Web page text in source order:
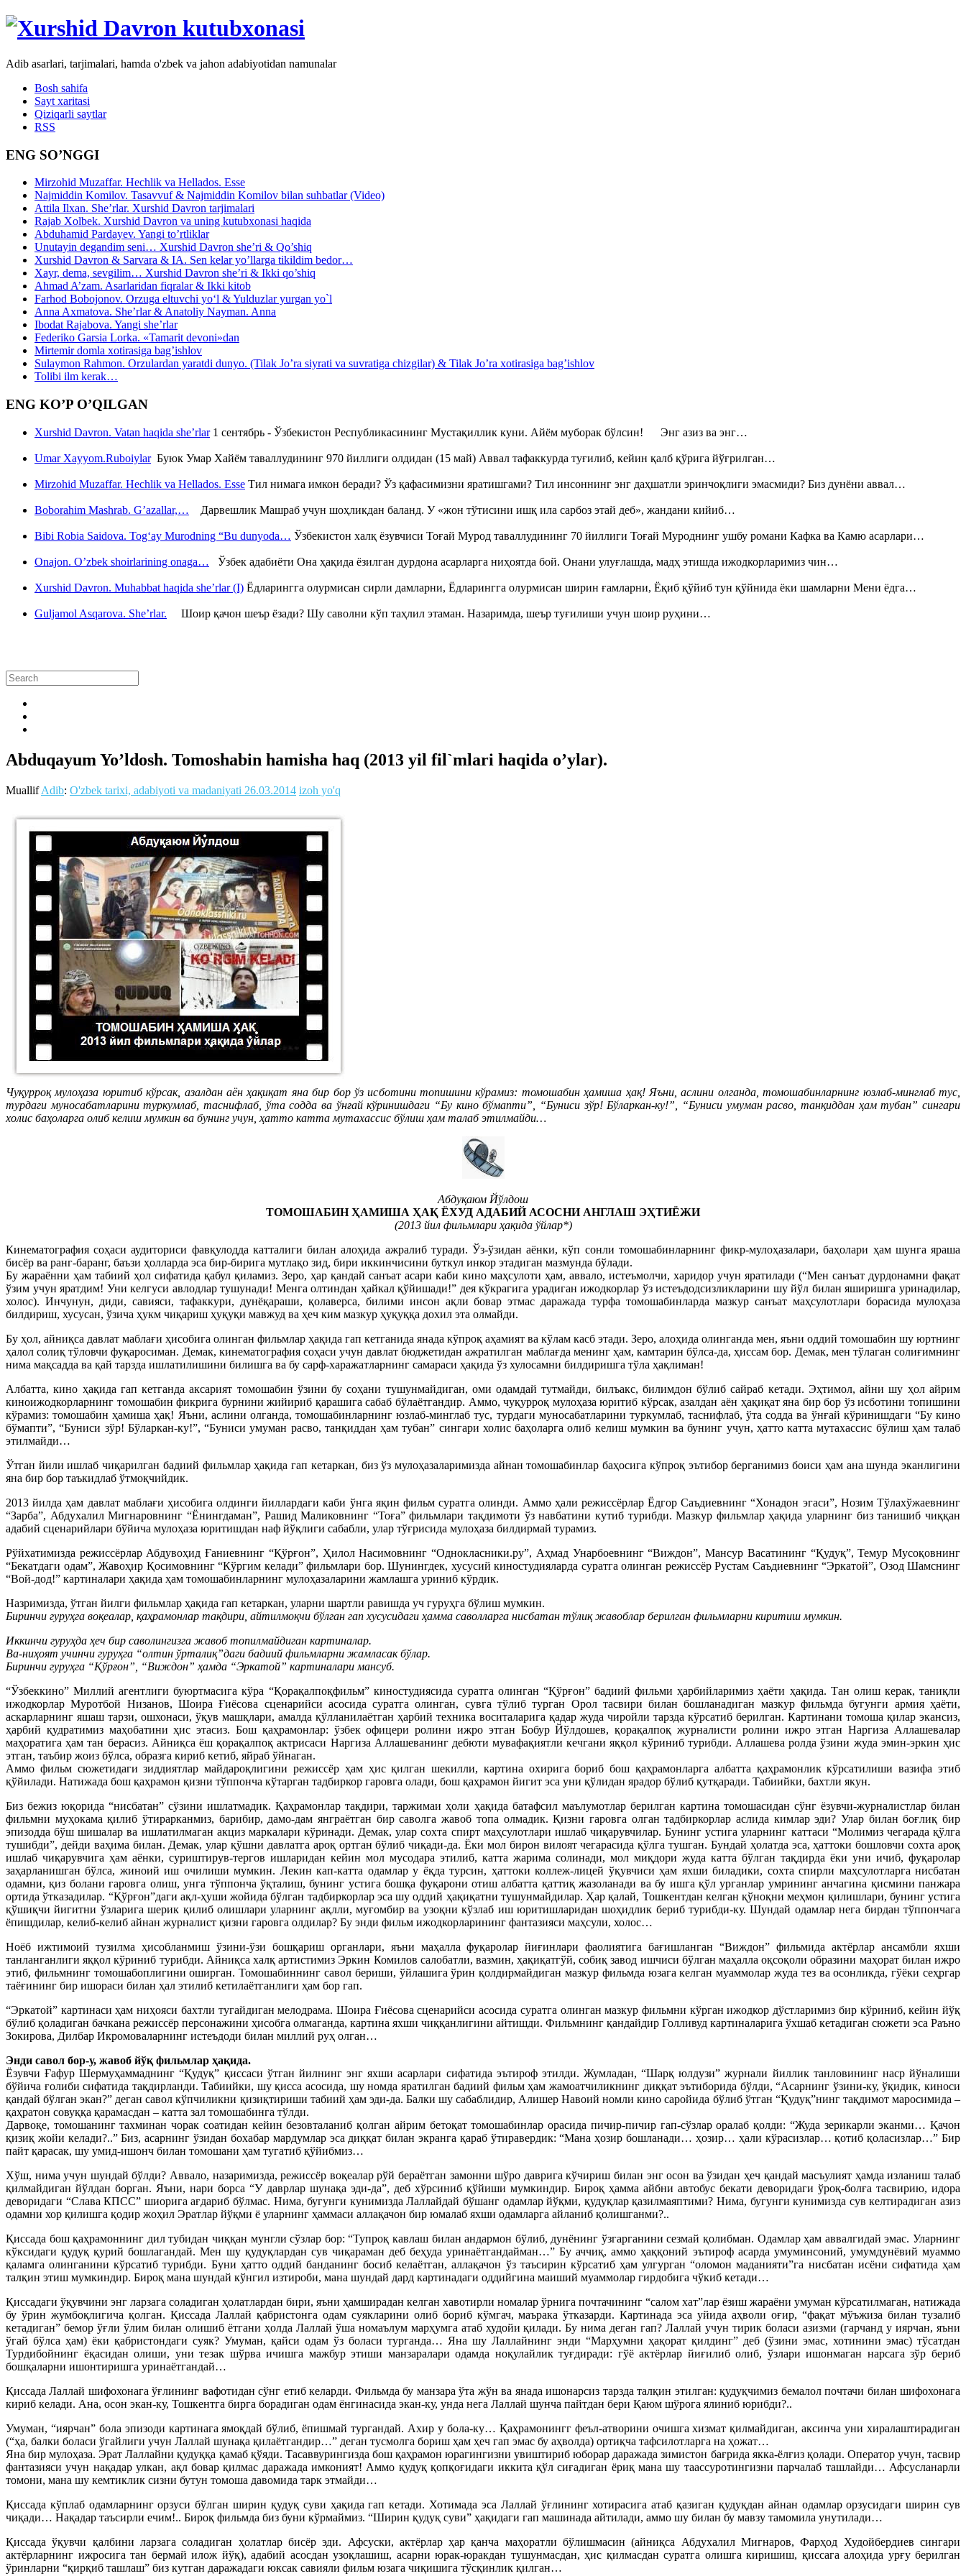
Adib asarlari, tarjimalari, hamda o'zbek va jahon adabiyotidan namunalar
Bosh sahifa
Sayt xaritasi
Qiziqarli saytlar
RSS
ENG SO’NGGI
Mirzohid Muzaffar. Hechlik va Hellados. Esse
Najmiddin Komilov. Tasavvuf & Najmiddin Komilov bilan suhbatlar (Video)
Attila Ilxan. She’rlar. Xurshid Davron tarjimalari
Rajab Xolbek. Xurshid Davron va uning kutubxonasi haqida
Abduhamid Pardayev. Yangi to’rtliklar
Unutayin degandim seni… Xurshid Davron she’ri & Qo’shiq
Xurshid Davron & Sarvara & IA. Sen kelar yo’llarga tikildim bedor…
Xayr, dema, sevgilim… Xurshid Davron she’ri & Ikki qo’shiq
Ahmad A’zam. Asarlaridan fiqralar & Ikki kitob
Farhod Bobojonov. Orzuga eltuvchi yo‘l & Yulduzlar yurgan yo`l
Anna Axmatova. She’rlar & Anatoliy Nayman. Anna
Ibodat Rajabova. Yangi she’rlar
Federiko Garsia Lorka. «Tamarit devoni»dan
Mirtemir domla xotirasiga bag’ishlov
Sulaymon Rahmon. Orzulardan yaratdi dunyo. (Tilak Jo’ra siyrati va suvratiga chizgilar) & Tilak Jo’ra xotirasiga bag’ishlov
Tolibi ilm kerak…
ENG KO’P O’QILGAN
Xurshid Davron. Vatan haqida she’rlar1 сентябрь - Ўзбекистон Республикасининг Мустақиллик куни. Айём муборак бўлсин! Энг азиз ва энг…
Umar Xayyom.RuboiylarБуюк Умар Хайём таваллудининг 970 йиллиги олдидан (15 май) Аввал тафаккурда туғилиб, кейин қалб қўрига йўғрилган…
Mirzohid Muzaffar. Hechlik va Hellados. Esse Тил нимага имкон беради? Ўз қафасимизни яратишгами? Тил инсоннинг энг даҳшатли эринчоқлиги эмасмиди? Биз дунёни аввал…
Boborahim Mashrab. G’azallar,… Дарвешлик Машраб учун шоҳликдан баланд. У «жон тўтисини ишқ ила сарбоз этай деб», жандани кийиб…
Bibi Robia Saidova. Tog‘ay Murodning “Bu dunyoda… Ўзбекистон халқ ёзувчиси Тоғай Мурод таваллудининг 70 йиллиги Тоғай Муроднинг ушбу романи Кафка ва Камю асарлари…
Onajon. O’zbek shoirlarining onaga… Ўзбек адабиёти Она ҳақида ёзилган дурдона асарларга ниҳоятда бой. Онани улуғлашда, мадҳ этишда ижодкорларимиз чин…
Xurshid Davron. Muhabbat haqida she’rlar (I) Ёдларингга олурмисан сирли дамларни, Ёдларингга олурмисан ширин ғамларни, Ёқиб қўйиб тун қўйнида ёки шамларни Мени ёдга…
Guljamol Asqarova. She’rlar. Шоир қачон шеър ёзади? Шу саволни кўп таҳлил этаман. Назаримда, шеър туғилиши учун шоир руҳини…
Abduqayum Yo’ldosh. Tomoshabin hamisha haq (2013 yil fil`mlari haqida o’ylar).
MuallifAdib: O'zbek tarixi, adabiyoti va madaniyati 26.03.2014 izoh yo'q
Чуқурроқ мулоҳаза юритиб кўрсак, азалдан аён ҳақиқат яна бир бор ўз исботини топишини кўрамиз: томошабин ҳамиша ҳақ! Яъни, аслини олганда, томошабинларнинг юзлаб-минглаб тус,
турдаги муносабатларини туркумлаб, таснифлаб, ўта содда ва ўнғай кўринишдаги “Бу кино бўмапти”, “Буниси зўр! Бўларкан-ку!”, “Буниси умуман расво, танқиддан ҳам тубан” сингари
холис баҳоларга олиб келиш мумкин ва бунинг учун, ҳатто катта мутахассис бўлиш ҳам талаб этилмайди…
Абдуқаюм Йўлдош
ТОМОШАБИН ҲАМИША ҲАҚ ЁХУД АДАБИЙ АСОСНИ АНГЛАШ ЭҲТИЁЖИ
(2013 йил фильмлари ҳақида ўйлар*)
Кинематография соҳаси аудиториси фавқулодда катталиги билан алоҳида ажралиб туради. Ўз-ўзидан аёнки, кўп сонли томошабинларнинг фикр-мулоҳазалари, баҳолари ҳам шунга яраша
бисёр ва ранг-баранг, баъзи ҳолларда эса бир-бирига мутлақо зид, бири иккинчисини буткул инкор этадиган мазмунда бўлади.
Бу жараённи ҳам табиий ҳол сифатида қабул қиламиз. Зеро, ҳар қандай санъат асари каби кино маҳсулоти ҳам, аввало, истеъмолчи, харидор учун яратилади (“Мен санъат дурдонамни фақат
ўзим учун яратдим! Уни келгуси авлодлар тушунади! Менга олтиндан ҳайкал қўйишади!” дея кўкрагига урадиган ижодкорлар ўз истеъдодсизликларини шу йўл билан яширишга уринадилар,
холос). Инчунун, диди, савияси, тафаккури, дунёқараши, қолаверса, билими инсон ақли бовар этмас даражада турфа томошабинларда мазкур санъат маҳсулотлари борасида мулоҳаза
билдириш, хусусан, ўзича ҳукм чиқариш ҳуқуқи мавжуд ва ҳеч ким мазкур ҳуқуққа дохил эта олмайди.
Бу ҳол, айниқса давлат маблағи ҳисобига олинган фильмлар ҳақида гап кетганида янада кўпроқ аҳамият ва кўлам касб этади. Зеро, алоҳида олинганда мен, яъни оддий томошабин шу юртнинг
ҳалол солиқ тўловчи фуқаросиман. Демак, кинематография соҳаси учун давлат бюджетидан ажратилган маблағда менинг ҳам, камтарин бўлса-да, ҳиссам бор. Демак, мен тўлаган солиғимнинг
нима мақсадда ва қай тарзда ишлатилишини билишга ва бу сарф-харажатларнинг самараси ҳақида ўз хулосамни билдиришга тўла ҳақлиман!
Албатта, кино ҳақида гап кетганда аксарият томошабин ўзини бу соҳани тушунмайдиган, оми одамдай тутмайди, билъакс, билимдон бўлиб сайраб кетади. Эҳтимол, айни шу ҳол айрим
киноижодкорларнинг томошабин фикрига бурнини жийириб қарашига сабаб бўлаётгандир. Аммо, чуқурроқ мулоҳаза юритиб кўрсак, азалдан аён ҳақиқат яна бир бор ўз исботини топишини
кўрамиз: томошабин ҳамиша ҳақ! Яъни, аслини олганда, томошабинларнинг юзлаб-минглаб тус, турдаги муносабатларини туркумлаб, таснифлаб, ўта содда ва ўнғай кўринишдаги “Бу кино
бўмапти”, “Буниси зўр! Бўларкан-ку!”, “Буниси умуман расво, танқиддан ҳам тубан” сингари холис баҳоларга олиб келиш мумкин ва бунинг учун, ҳатто катта мутахассис бўлиш ҳам талаб
этилмайди…
Ўтган йили ишлаб чиқарилган бадиий фильмлар ҳақида гап кетаркан, биз ўз мулоҳазаларимизда айнан томошабинлар баҳосига кўпроқ эътибор берганимиз боиси ҳам ана шунда эканлигини
яна бир бор таъкидлаб ўтмоқчийдик.
2013 йилда ҳам давлат маблағи ҳисобига олдинги йиллардаги каби ўнга яқин фильм суратга олинди. Аммо ҳали режиссёрлар Ёдгор Саъдиевнинг “Хонадон эгаси”, Нозим Тўлахўжаевнинг
“Зарба”, Абдухалил Мигнаровнинг “Ёнингдаман”, Рашид Маликовнинг “Тоға” фильмлари тақдимоти ўз навбатини кутиб турибди. Мазкур фильмлар ҳақида уларнинг биз танишиб чиққан
адабий сценарийлари бўйича мулоҳаза юритишдан наф йўқлиги сабабли, улар тўғрисида мулоҳаза билдирмай турамиз.
Рўйхатимизда режиссёрлар Абдувоҳид Ғаниевнинг “Қўрғон”, Ҳилол Насимовнинг “Однокласники.ру”, Аҳмад Унарбоевнинг “Виждон”, Мансур Васатининг “Қудуқ”, Темур Мусоқовнинг
“Бекатдаги одам”, Жавоҳир Қосимовнинг “Кўргим келади” фильмлари бор. Шунингдек, хусусий киностудияларда суратга олинган режиссёр Рустам Саъдиевнинг “Эркатой”, Озод Шамснинг
“Вой-дод!” картиналари ҳақида ҳам томошабинларнинг мулоҳазаларини жамлашга уриниб кўрдик.
Назримизда, ўтган йилги фильмлар ҳақида гап кетаркан, уларни шартли равишда уч гуруҳга бўлиш мумкин.
Биринчи гуруҳга воқеалар, қаҳрамонлар тақдири, айтилмоқчи бўлган гап хусусидаги ҳамма саволларга нисбатан тўлиқ жавоблар берилган фильмларни киритиш мумкин.
Иккинчи гуруҳда ҳеч бир саволингизга жавоб топилмайдиган картиналар.
Ва-ниҳоят учинчи гуруҳга “олтин ўрталиқ”даги бадиий фильмларни жамласак бўлар.
Биринчи гуруҳга “Қўрғон”, “Виждон” ҳамда “Эркатой” картиналари мансуб.
“Ўзбеккино” Миллий агентлиги буюртмасига кўра “Қорақалпоқфильм” киностудиясида суратга олинган “Қўрғон” бадиий фильми ҳарбийларимиз ҳаёти ҳақида. Тан олиш керак, таниқли
ижодкорлар Муротбой Низанов, Шоира Ғиёсова сценарийси асосида суратга олинган, сувга тўлиб турган Орол тасвири билан бошланадиган мазкур фильмда бугунги армия ҳаёти,
аскарларнинг яшаш тарзи, ошхонаси, ўқув машқлари, амалда қўлланилаётган ҳарбий техника воситаларига қадар жуда чиройли тарзда кўрсатиб берилган. Картинани томоша қилар экансиз,
ҳарбий қудратимиз маҳобатини ҳис этасиз. Бош қаҳрамонлар: ўзбек офицери ролини ижро этган Бобур Йўлдошев, қорақалпоқ журналисти ролини ижро этган Наргиза Аллашевалар
маҳоратига ҳам тан берасиз. Айниқса ёш қорақалпоқ актрисаси Наргиза Аллашеванинг дебюти мувафақиятли кечгани яққол кўриниб турибди. Аллашева ролда ўзини жуда эмин-эркин ҳис
этган, таъбир жоиз бўлса, образга кириб кетиб, яйраб ўйнаган.
Аммо фильм сюжетидаги зиддиятлар майдароқлигини режиссёр ҳам ҳис қилган шекилли, картина охирига бориб бош қаҳрамонларга албатта қаҳрамонлик кўрсатилиши вазифа этиб
қўйилади. Натижада бош қаҳрамон қизни тўппонча кўтарган тадбиркор гаровга олади, бош қаҳрамон йигит эса уни қўлидан ярадор бўлиб қутқаради. Табиийки, бахтли якун.
Биз бежиз юқорида “нисбатан” сўзини ишлатмадик. Қаҳрамонлар тақдири, таржимаи ҳоли ҳақида батафсил маълумотлар берилган картина томошасидан сўнг ёзувчи-журналистлар билан
фильмни муҳокама қилиб ўтирарканмиз, барибир, дамо-дам янграётган бир саволга жавоб топа олмадик. Қизни гаровга олган тадбиркорлар аслида кимлар эди? Улар билан боғлиқ бир
эпизодда бўш шишалар ва ишлатилмаган акциз маркалари кўринади. Демак, улар сохта спирт маҳсулотлари ишлаб чиқарувчилар. Бунинг устига уларнинг каттаси “Молимиз чегарада қўлга
тушибди”, дейди ваҳима билан. Демак, улар қўшни давлатга ароқ ортган бўлиб чиқади-да. Ёки мол бирон вилоят чегарасида қўлга тушган. Бундай ҳолатда эса, ҳаттоки бошловчи сохта ароқ
ишлаб чиқарувчига ҳам аёнки, суриштирув-тергов ишларидан кейин мол мусодара этилиб, катта жарима солинади, мол миқдори жуда катта бўлган тақдирда ёки уни ичиб, фуқаролар
заҳарланишган бўлса, жиноий иш очилиши мумкин. Лекин кап-катта одамлар у ёқда турсин, ҳаттоки коллеж-лицей ўқувчиси ҳам яхши биладики, сохта спирли маҳсулотларга нисбатан
одамни, қиз болани гаровга олиш, унга тўппонча ўқталиш, бунинг устига бошқа фуқарони отиш албатта қаттиқ жазоланади ва бу ишга қўл урганлар умрининг анчагина қисмини панжара
ортида ўтказадилар. “Қўрғон”даги ақл-ҳуши жойида бўлган тадбиркорлар эса шу оддий ҳақиқатни тушунмайдилар. Ҳар қалай, Тошкентдан келган қўноқни меҳмон қилишлари, бунинг устига
қўшиқчи йигитни ўзларига шерик қилиб олишлари уларнинг ақлли, муғомбир ва узоқни кўзлаб иш юритишларидан шоҳидлик бериб турибди-ку. Шундай одамлар нега бирдан тўппончага
ёпишдилар, келиб-келиб айнан журналист қизни гаровга олдилар? Бу энди фильм ижодкорларининг фантазияси маҳсули, холос…
Ноёб ижтимоий тузилма ҳисобланмиш ўзини-ўзи бошқариш органлари, яъни маҳалла фуқаролар йиғинлари фаолиятига бағишланган “Виждон” фильмида актёрлар ансамбли яхши
танланганлиги яққол кўриниб турибди. Айниқса халқ артистимиз Эркин Комилов салобатли, вазмин, ҳақиқатгўй, собиқ завод ишчиси бўлган маҳалла оқсоқоли образини маҳорат билан ижро
этиб, фильмнинг томошабоплигини оширган. Томошабиннинг савол бериши, ўйлашига ўрин қолдирмайдиган мазкур фильмда юзага келган муаммолар жуда тез ва осонликда, гўёки сеҳргар
таёғининг бир ишораси билан ҳал этилиб кетилаётганлиги ҳам бор гап.
“Эркатой” картинаси ҳам ниҳояси бахтли тугайдиган мелодрама. Шоира Ғиёсова сценарийси асосида суратга олинган мазкур фильмни кўрган ижодкор дўстларимиз бир кўриниб, кейин йўқ
бўлиб қоладиган бачкана режиссёр персонажини ҳисобга олмаганда, картина яхши чиққанлигини айтишди. Фильмнинг қандайдир Голливуд картиналарига ўхшаб кетадиган сюжети эса Раъно
Зокирова, Дилбар Икромоваларнинг истеъдоди билан миллий руҳ олган…
Энди савол бор-у, жавоб йўқ фильмлар ҳақида.
Ёзувчи Ғафур Шермуҳаммаднинг “Қудуқ” қиссаси ўтган йилнинг энг яхши асарлари сифатида эътироф этилди. Жумладан, “Шарқ юлдузи” журнали йиллик танловининг наср йўналиши
бўйича ғолиби сифатида тақдирланди. Табиийки, шу қисса асосида, шу номда яратилган бадиий фильм ҳам жамоатчиликнинг диққат эътиборида бўлди, “Асарнинг ўзини-ку, ўқидик, киноси
қандай бўлган экан?” деган савол кўпчиликни қизиқтириши табиий ҳам эди-да. Балки шу сабаблидир, Алишер Навоий номли кино саройида бўлиб ўтган “Қудуқ”нинг тақдимот маросимида –
қаҳратон совуққа қарамасдан – катта зал томошабинга тўлди.
Дарвоқе, томошанинг тахминан чорак соатидан кейин безовталаниб қолган айрим бетоқат томошабинлар орасида пичир-пичир гап-сўзлар оралаб қолди: “Жуда зерикарли эканми… Қачон
қизиқ жойи келади?..” Биз, асарнинг ўзидан бохабар мардумлар эса диққат билан экранга қараб ўтиравердик: “Мана ҳозир бошланади… ҳозир… ҳали кўрасизлар… қотиб қоласизлар…” Бир
пайт қарасак, шу умид-ишонч билан томошани ҳам тугатиб қўйибмиз…
Хўш, нима учун шундай бўлди? Аввало, назаримизда, режиссёр воқеалар рўй бераётган замонни шўро даврига кўчириш билан энг осон ва ўзидан ҳеч қандай масъулият ҳамда изланиш талаб
қилмайдиган йўлдан борган. Яъни, нари борса “У даврлар шунақа эди-да”, деб хўрсиниб қўйиши мумкиндир. Бироқ ҳамма айбни автобус бекати деворидаги ўроқ-болға тасвирию, идора
деворидаги “Слава КПСС” шиорига ағдариб бўлмас. Нима, бугунги кунимизда Лаллайдай бўшанг одамлар йўқми, қудуқлар қазилмаяптими? Нима, бугунги кунимизда сув келтирадиган азиз
одамни хор қилишга қодир жоҳил Эратлар йўқми ё уларнинг ҳаммаси аллақачон бир юмалаб яхши одамларга айланиб қолишганми?..
Қиссада бош қаҳрамоннинг дил тубидан чиққан мунгли сўзлар бор: “Тупроқ кавлаш билан андармон бўлиб, дунёнинг ўзгарганини сезмай қолибман. Одамлар ҳам аввалгидай эмас. Уларнинг
кўксидаги қудуқ қурий бошлагандай. Мен шу қудуқлардан сув чиқараман деб беҳуда уринаётгандайман…” Бу аччиқ, аммо ҳаққоний эътироф асарда умуминсоний, умумдунёвий муаммо
қаламга олинганини кўрсатиб турибди. Буни ҳатто оддий банданинг босиб келаётган, аллақачон ўз таъсирин кўрсатиб ҳам улгурган “оломон маданияти”га нисбатан исёни сифатида ҳам
талқин этиш мумкиндир. Бироқ мана шундай кўнгил изтироби, мана шундай дард картинадаги оддийгина маиший муаммолар гирдобига чўкиб кетади…
Қиссадаги ўқувчини энг ларзага соладиган ҳолатлардан бири, яъни ҳамширадан келган хавотирли номалар ўрнига почтачининг “салом хат”лар ёзиш жараёни умуман кўрсатилмаган, натижада
бу ўрин жумбоқлигича қолган. Қиссада Лаллай қабристонга одам суякларини олиб бориб кўмгач, маърака ўтказарди. Картинада эса уйида аҳволи оғир, “фақат мўъжиза билан тузалиб
кетадиган” бемор ўғли ўлим билан олишиб ётгани ҳолда Лаллай ўша номаълум марҳумга атаб худойи қилади. Бу нима деган гап? Лаллай учун тирик боласи азизми (гарчанд у иярчан, яъни
ўгай бўлса ҳам) ёки қабристондаги суяк? Умуман, қайси одам ўз боласи турганда… Яна шу Лаллайнинг энди “Марҳумни ҳақорат қилдинг” деб (ўзини эмас, хотинини эмас) тўсатдан
Турдибойнинг ёқасидан олиши, уни тезак шўрва ичишга мажбур этиши манзаралари одамда ноқулайлик туғдиради: гўё актёрлар йиғилиб олиб, ўзлари ишонмаган нарсага зўр бериб
бошқаларни ишонтиришга уринаётгандай…
Қиссада Лаллай шифохонага ўғлининг вафотидан сўнг етиб келарди. Фильмда бу манзара ўта жўн ва янада ишонарсиз тарзда талқин этилган: қудуқчимиз бемалол почтачи билан шифохонага
кириб келади. Ана, осон экан-ку, Тошкентга бирга борадиган одам ёнгинасида экан-ку, унда нега Лаллай шунча пайтдан бери Қаюм шўрога ялиниб юрибди?..
Умуман, “иярчан” бола эпизоди картинага ямоқдай бўлиб, ёпишмай тургандай. Ахир у бола-ку… Қаҳрамонингг феъл-атворини очишга хизмат қилмайдиган, аксинча уни хиралаштирадиган
(“ҳа, балки боласи ўгайлиги учун Лаллай шунақа қилаётгандир…” деган тусмолга бориш ҳам ҳеч гап эмас бу аҳволда) ортиқча тафсилотларга на ҳожат…
Яна бир мулоҳаза. Эрат Лаллайни қудуққа қамаб қўяди. Тасаввурингизда бош қаҳрамон юрагингизни увиштириб юборар даражада зимистон бағрида якка-ёлғиз қолади. Оператор учун, тасвир
фантазияси учун нақадар улкан, ақл бовар қилмас даражада имконият! Аммо қудуқ қопқоғидаги иккита қўл сиғадиган ёриқ мана шу таассуротингизни парчалаб ташлайди… Афсусланарли
томони, мана шу кемтиклик сизни бутун томоша давомида тарк этмайди…
Қиссада кўплаб одамларнинг орзуси бўлган ширин қудуқ суви ҳақида гап кетади. Хотимада эса Лаллай ўғлининг хотирасига атаб қазиган қудуқдан айнан одамлар орзусидаги ширин сув
чиқади… Нақадар таъсирли ечим!.. Бироқ фильмда биз буни кўрмаймиз. “Ширин қудуқ суви” ҳақидаги гап машинада айтилади, аммо шу билан бу мавзу тамомила унутилади…
Қиссада ўқувчи қалбини ларзага соладиган ҳолатлар бисёр эди. Афсуски, актёрлар ҳар қанча маҳоратли бўлишмасин (айниқса Абдухалил Мигнаров, Фарҳод Худойбердиев сингари
актёрларнинг ижросига тан бермай илож йўқ), адабий асосдан узоқлашиш, асарни юрак-юракдан тушунмасдан, ҳис қилмасдан суратга олишга киришиш, қиссага алоҳида урғу берилган
ўринларни “қирқиб ташлаш” биз кутган даражадаги юксак савияли фильм юзага чиқишига тўсқинлик қилган…